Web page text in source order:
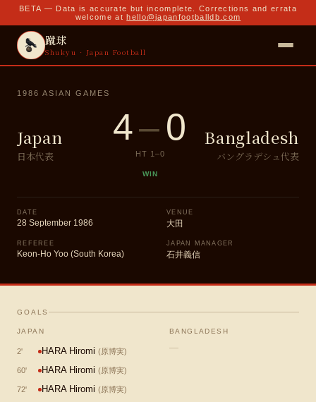
BETA — Data is accurate but incomplete. Corrections and errata
welcome at hello@japanfootballdb.com
蹴球
Shukyu · Japan Football
1986 ASIAN GAMES
Japan
日本代表
4–0
HT 1 –0
WIN
Bangladesh
バングラデシュ代表
DATE
28 September 1986
VENUE
大田
REFEREE
Keon-Ho Yoo (South Korea)
JAPAN MANAGER
石井義信
GOALS
JAPAN
2' HARA Hiromi (原博実)
60' HARA Hiromi (原博実)
72' HARA Hiromi (原博実)
BANGLADESH
—